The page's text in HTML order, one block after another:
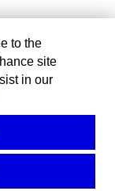
to the
site
in our